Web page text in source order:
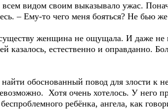
всем видом своим выказывало ужас.
– Ему-то чего меня бояться? Не бью
женщина не ощущала. И даже не
естественно и оправданно.
обоснованный повод для злости к
Хотя очень хотелось. У него
ребёнка, ангела, как